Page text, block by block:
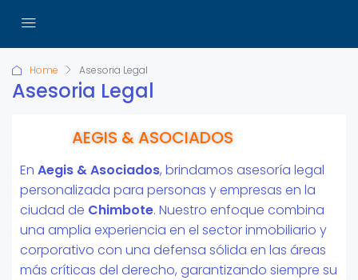
Home Asesoria Legal
Asesoria Legal
AEGIS & ASOCIADOS
En Aegis & Asociados, brindamos asesoría legal
personalizada para personas y empresas en la
ciudad de Chimbote. Nuestro enfoque combina
una amplia experiencia en el sector inmobiliario y
corporativo con una defensa sólida en las áreas
más críticas del derecho, garantizando siempre su